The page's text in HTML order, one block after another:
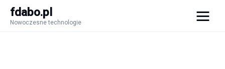
fdabo.pl
Nowoczesne technologie
fdabo.pl